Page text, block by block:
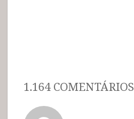
1.164 COMENTÁRIOS